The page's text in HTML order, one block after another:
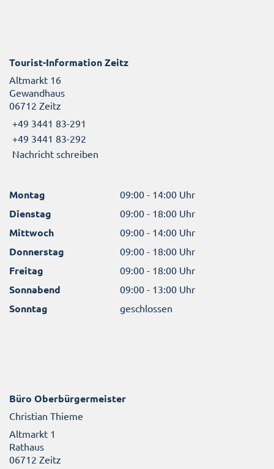
Tourist-Information Zeitz
Altmarkt 16
Gewandhaus
06712 Zeitz
+49 3441 83-291
+49 3441 83-292
Nachricht schreiben
Montag 09:00 - 14:00 Uhr
Dienstag 09:00 - 18:00 Uhr
Mittwoch 09:00 - 14:00 Uhr
Donnerstag 09:00 - 18:00 Uhr
Freitag 09:00 - 18:00 Uhr
Sonnabend 09:00 - 13:00 Uhr
Sonntag geschlossen
Büro Oberbürgermeister
Christian Thieme
Altmarkt 1
Rathaus
06712 Zeitz